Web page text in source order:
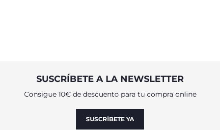
SUSCRÍBETE A LA NEWSLETTER
Consigue 10€ de descuento para tu compra online
SUSCRÍBETE YA